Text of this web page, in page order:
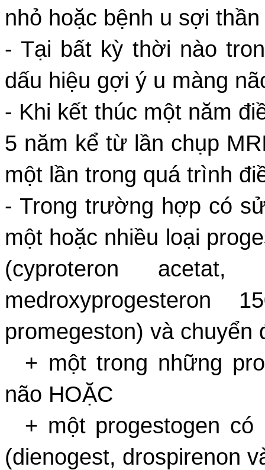
nhỏ hoặc bệnh u sợi
- Tại bất kỳ thời nào
dấu hiệu gợi ý u màng
- Khi kết thúc một năm
5 năm kể từ lần chụp
một lần trong quá trình
- Trong trường hợp có
một hoặc nhiều loại
(cyproteron acetat,
medroxyprogesteron
promegeston) và chuyển
+ một trong những
não HOẶC
+ một progestogen
(dienogest, drospirenon